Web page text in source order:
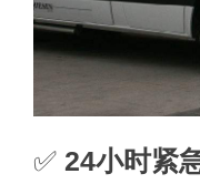
✅ 24小时紧